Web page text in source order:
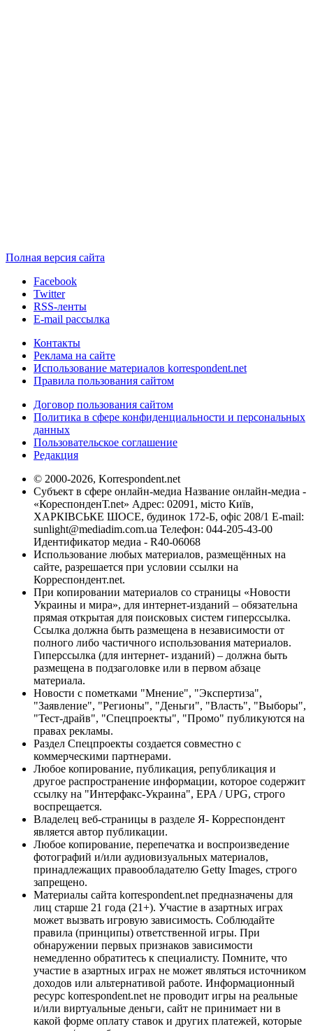
Полная версия сайта
Facebook
Twitter
RSS-ленты
E-mail рассылка
Контакты
Реклама на сайте
Использование материалов korrespondent.net
Правила пользования сайтом
Договор пользования сайтом
Политика в сфере конфиденциальности и персональных
данных
Пользовательское соглашение
Редакция
© 2000-2026, Korrespondent.net
Субъект в сфере онлайн-медиа Название онлайн-медиа -
«КореспонденТ.net» Адрес: 02091, місто Київ,
ХАРКІВСЬКЕ ШОСЕ, будинок 172-Б, офіс 208/1 E-mail:
sunlight@mediadim.com.ua Телефон: 044-205-43-00
Идентификатор медиа - R40-06068
Использование любых материалов, размещённых на
сайте, разрешается при условии ссылки на
Корреспондент.net.
При копировании материалов со страницы «Новости
Украины и мира», для интернет-изданий – обязательна
прямая открытая для поисковых систем гиперссылка.
Ссылка должна быть размещена в независимости от
полного либо частичного использования материалов.
Гиперссылка (для интернет- изданий) – должна быть
размещена в подзаголовке или в первом абзаце
материала.
Новости с пометками "Мнение", "Экспертиза",
"Заявление", "Регионы", "Деньги", "Власть", "Выборы",
"Тест-драйв", "Спецпроекты", "Промо" публикуются на
правах рекламы.
Раздел Спецпроекты создается совместно с
коммерческими партнерами.
Любое копирование, публикация, републикация и
другое распространение информации, которое содержит
ссылку на "Интерфакс-Украина", EPA / UPG, строго
воспрещается.
Владелец веб-страницы в разделе Я- Корреспондент
является автор публикации.
Любое копирование, перепечатка и воспроизведение
фотографий и/или аудиовизуальных материалов,
принадлежащих правообладателю Getty Images, строго
запрещено.
Материалы сайта korrespondent.net предназначены для
лиц старше 21 года (21+). Участие в азартных играх
может вызвать игровую зависимость. Соблюдайте
правила (принципы) ответственной игры. При
обнаружении первых признаков зависимости
немедленно обратитесь к специалисту. Помните, что
участие в азартных играх не может являться источником
доходов или альтернативой работе. Информационный
ресурс korrespondent.net не проводит игры на реальные
и/или виртуальные деньги, сайт не принимает ни в
какой форме оплату ставок и других платежей, которые